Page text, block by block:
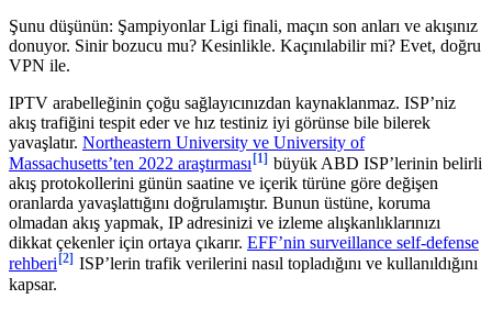
Şunu düşünün: Şampiyonlar Ligi finali, maçın son anları ve akışınız
donuyor. Sinir bozucu mu? Kesinlikle. Kaçınılabilir mi? Evet, doğru
VPN ile.
IPTV arabelleğinin çoğu sağlayıcınızdan kaynaklanmaz. ISP’niz
akış trafiğini tespit eder ve hız testiniz iyi görünse bile bilerek
yavaşlatır. Northeastern University ve University of
Massachusetts’ten 2022 araştırması [1] büyük ABD ISP’lerinin belirli
akış protokollerini günün saatine ve içerik türüne göre değişen
oranlarda yavaşlattığını doğrulamıştır. Bunun üstüne, koruma
olmadan akış yapmak, IP adresinizi ve izleme alışkanlıklarınızı
dikkat çekenler için ortaya çıkarır. EFF’nin surveillance self-defense
rehberi [2]
ISP’lerin trafik verilerini nasıl topladığını ve kullanıldığını
kapsar.